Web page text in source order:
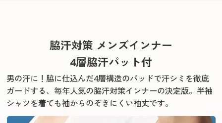
脇汗対策 メンズインナー
4層脇汗パット付
男の汗に！脇に仕込んだ4層構造のパッドで汗シミを徹底
ガードする、 毎年人気の脇汗対策インナーの決定版。半袖
シャツを着ても袖からのぞきにくい袖丈です。